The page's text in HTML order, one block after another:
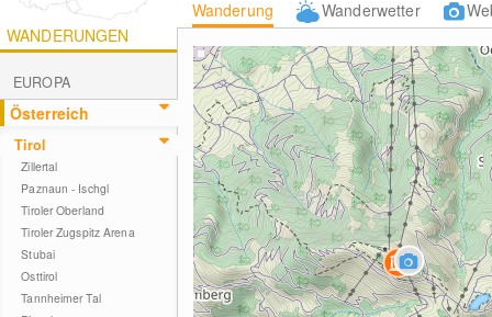
Wanderung Wanderwetter
WANDERUNGEN
EUROPA
Österreich
Tirol
Zillertal
Paznaun - Ischgl
Tiroler Oberland
Tiroler Zugspitz Arena
Stubai
Osttirol
Tannheimer Tal